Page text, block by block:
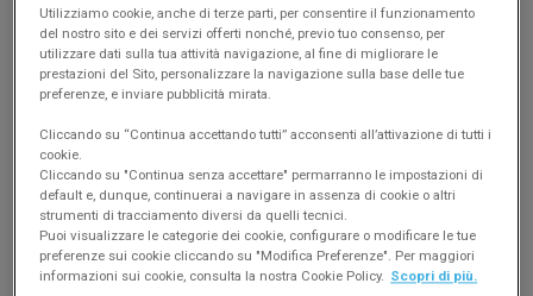
Danea Support Plan comprende:
Aggiornamenti software
Un valore sostanziale dei nostri software è
per migliorarli e adeguarli al generale contesto tecnico e
normativo.Vai alla pagina degli Aggiornamenti.
Assistenza tecnica
Il contatto diretto con il nostro staff è essenziale per
risolvere dubbi, porre domande, ottenere suggerimenti e
segnalare malfunzionamenti o possibili miglioramenti
Utilizziamo cookie, anche di terze parti, per consentire il funzionamento
del nostro sito e dei servizi offerti nonché, previo tuo consenso, per
utilizzare dati sulla tua attività navigazione, al fine di migliorare le
prestazioni del Sito, personalizzare la navigazione sulla base delle tue
preferenze, e inviare pubblicità mirata.
Cliccando su “Continua accettando tutti” acconsenti all’attivazione di tutti i
cookie.
Cliccando su "Continua senza accettare" permarranno le impostazioni di
default e, dunque, continuerai a navigare in assenza di cookie o altri
strumenti di tracciamento diversi da quelli tecnici.
Puoi visualizzare le categorie dei cookie, configurare o modificare le tue
preferenze sui cookie cliccando su "Modifica Preferenze". Per maggiori
informazioni sui cookie, consulta la nostra Cookie Policy. Scopri di più.